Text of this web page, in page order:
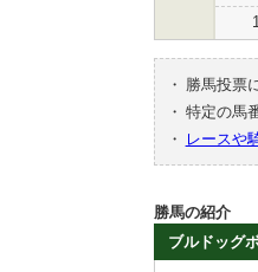
・
勝馬投票
・ 特定の馬
・
レースや
勝馬の紹介
ブルドッグ